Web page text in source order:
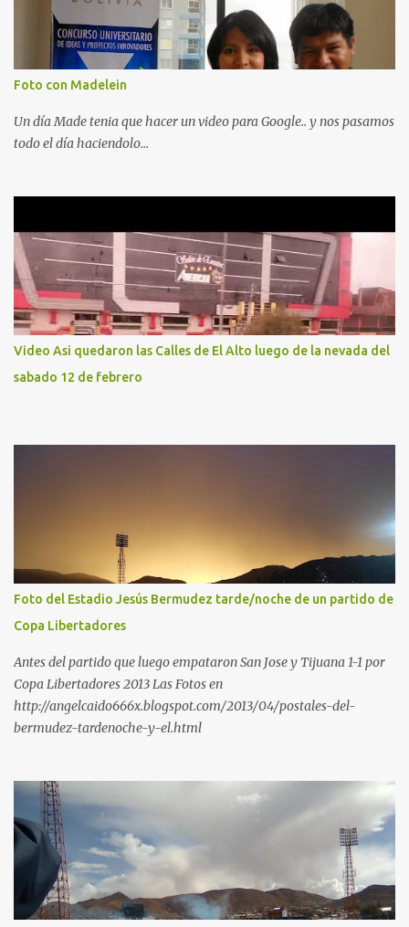
Foto con Madelein
Un día Made tenia que hacer un video para Google.. y nos pasamos
todo el día haciendolo...
Video Asi quedaron las Calles de El Alto luego de la nevada del
sabado 12 de febrero
Foto del Estadio Jesús Bermudez tarde/noche de un partido de
Copa Libertadores
Antes del partido que luego empataron San Jose y Tijuana 1-1 por
Copa Libertadores 2013 Las Fotos en
http://angelcaido666x.blogspot.com/2013/04/postales-del-
bermudez-tardenoche-y-el.html